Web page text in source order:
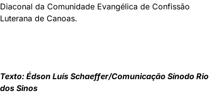
Diaconal da Comunidade Evangélica de Confissão
Luterana de Canoas.
Texto: Édson Luís Schaeffer/Comunicação Sínodo Rio
dos Sinos